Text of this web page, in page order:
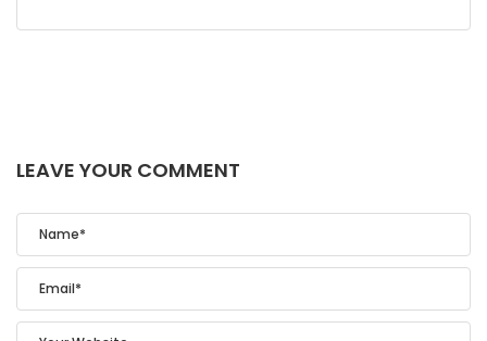
LEAVE YOUR COMMENT